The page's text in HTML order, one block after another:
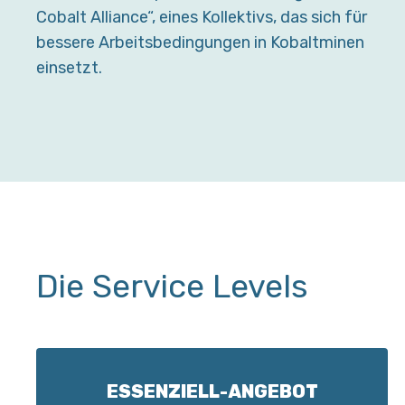
Cobalt Alliance“, eines Kollektivs, das sich für
bessere Arbeitsbedingungen in Kobaltminen
einsetzt.
Die Service Levels
ESSENZIELL-ANGEBOT